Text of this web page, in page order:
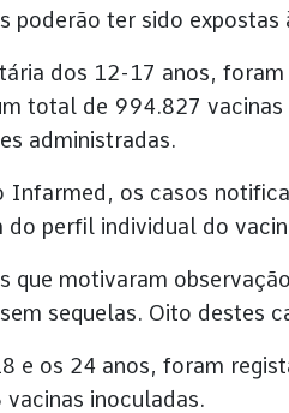
poderão ter sido expostas
dos 12-17 anos,
total de 994.827
administradas.
Infarmed, os casos
do perfil individual do
que motivaram
sequelas. Oito destes
e os 24 anos, foram
vacinas inoculadas.